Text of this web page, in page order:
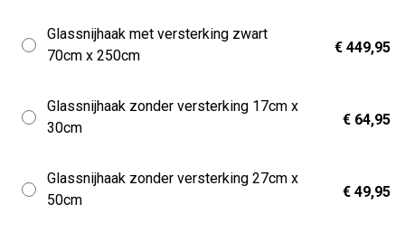
Glassnijhaak met versterking zwart
70cm x 250cm
€ 449,95
Glassnijhaak zonder versterking 17cm x
30cm
€ 64,95
Glassnijhaak zonder versterking 27cm x
50cm
€ 49,95